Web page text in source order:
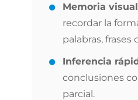
Memoria
recordar la
palabras, frases
Inferencia
conclusiones
parcial.